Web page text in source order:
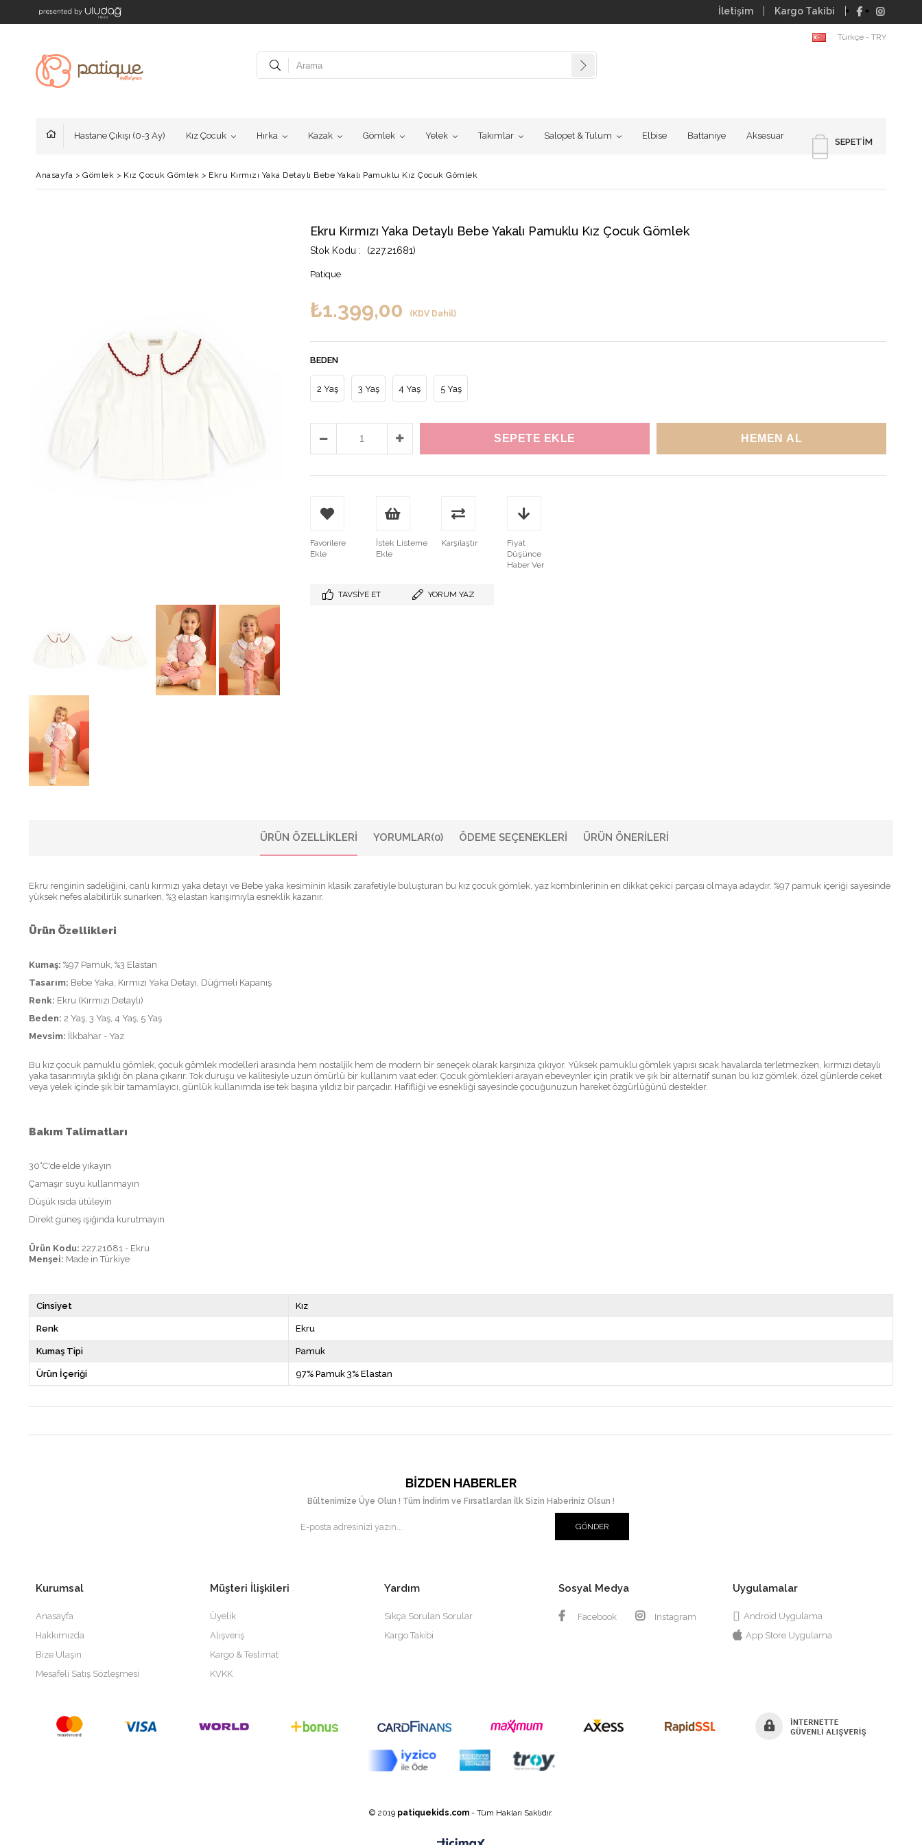
İletişim Kargo Takibi
Türkçe - TRY
SEPETIM
Hastane Çıkışı (0-3 Ay) Kız Çocuk Hırka Kazak Gömlek Yelek Takımlar Salopet & Tulum Elbise Battaniye Aksesuar
Anasayfa > Gömlek > Kız Çocuk Gömlek > Ekru Kırmızı Yaka Detaylı Bebe Yakalı Pamuklu Kız Çocuk Gömlek
Ekru Kırmızı Yaka Detaylı Bebe Yakalı Pamuklu Kız Çocuk Gömlek
(227.21681)
Patique
₺1.399,00 (KDV Dahil)
BEDEN
2 Yaş 3 Yaş 4 Yaş 5 Yaş
Favorilere
Ekle
İstek Listeme
Ekle
Karşılaştır
Fiyat
Düşünce
Haber Ver
TAVSIYE ET YORUM YAZ
ÜRÜN ÖZELLIKLERI YORUMLAR(0) ÖDEME SEÇENEKLERI ÜRÜN ÖNERILERI
Ekru renginin sadeliğini, canlı kırmızı yaka detayı ve Bebe yaka kesiminin klasik zarafetiyle buluşturan bu kız çocuk gömlek, yaz kombinlerinin en dikkat çekici parçası olmaya adaydır. %97 pamuk içeriği sayesinde
yüksek nefes alabilirlik sunarken, %3 elastan karışımıyla esneklik kazanır.
Ürün Özellikleri
Kumaş: %97 Pamuk, %3 Elastan
Tasarım: Bebe Yaka, Kırmızı Yaka Detayı, Düğmeli Kapanış
Renk: Ekru (Kırmızı Detaylı)
Beden: 2 Yaş, 3 Yaş, 4 Yaş, 5 Yaş
Mevsim: İlkbahar - Yaz
Bu kız çocuk pamuklu gömlek, çocuk gömlek modelleri arasında hem nostaljik hem de modern bir seneçek olarak karşınıza çıkıyor. Yüksek pamuklu gömlek yapısı sıcak havalarda terletmezken, kırmızı detaylı
yaka tasarımıyla şıklığı ön plana çıkarır. Tok duruşu ve kalitesiyle uzun ömürlü bir kullanım vaat eder. Çocuk gömlekleri arayan ebeveynler için pratik ve şık bir alternatif sunan bu kız gömlek, özel günlerde ceket
veya yelek içinde şık bir tamamlayıcı, günlük kullanımda ise tek başına yıldız bir parçadır. Hafifliği ve esnekliği sayesinde çocuğunuzun hareket özgürlüğünü destekler.
Bakım Talimatları
30°C'de elde yıkayın
Çamaşır suyu kullanmayın
Düşük ısıda ütüleyin
Direkt güneş ışığında kurutmayın
Ürün Kodu: 227.21681 - Ekru
Menşei: Made in Türkiye
Cinsiyet Kız
Renk Ekru
Kumaş Tipi Pamuk
Ürün İçeriği 97% Pamuk 3% Elastan
BIZDEN HABERLER
Bültenimize Üye Olun ! Tüm İndirim ve Fırsatlardan İlk Sizin Haberiniz Olsun !
GÖNDER
Kurumsal
Anasayfa
Hakkımızda
Bize Ulaşın
Mesafeli Satış Sözleşmesi
Müşteri İlişkileri
Üyelik
Alışveriş
Kargo & Teslimat
KVKK
Yardım
Sıkça Sorulan Sorular
Kargo Takibi
Sosyal Medya
Facebook Instagram
Uygulamalar
Android Uygulama
App Store Uygulama
© 2019 patiquekids.com - Tüm Hakları Saklıdır.